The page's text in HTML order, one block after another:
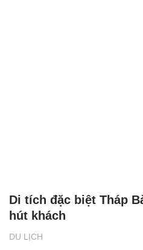
DU LỊCH
Di tích đặc biệt Tháp
hút khách